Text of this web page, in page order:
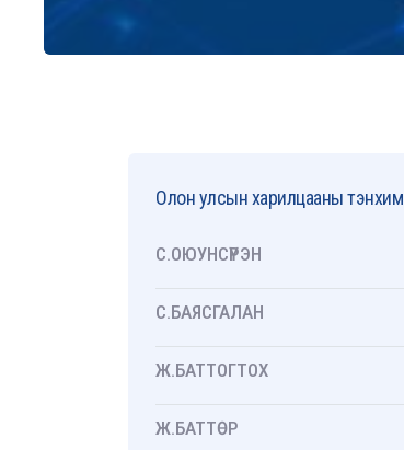
Олон улсын харилцааны тэнхим
С.ОЮУНСҮРЭН
С.БАЯСГАЛАН
Ж.БАТТОГТОХ
Ж.БАТТӨР